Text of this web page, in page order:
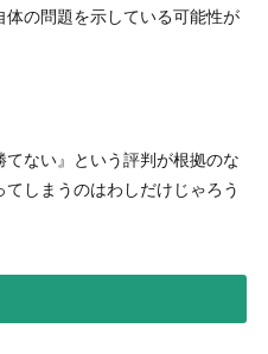
の問題を示している可能性が
ない』という評判が根拠のな
しまうのはわしだけじゃろう